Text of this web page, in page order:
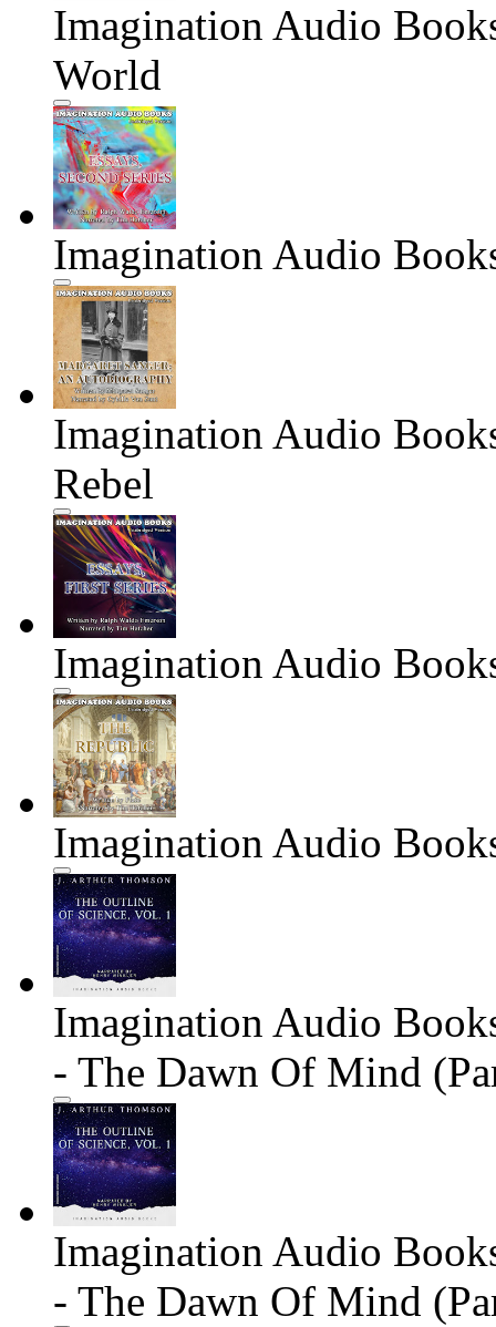
Imagination Audio
World
Imagination Audio
Imagination Audio
Rebel
Imagination Audio
Imagination Audio
Imagination Audio
- The Dawn Of Mind
Imagination Audio
- The Dawn Of Mind